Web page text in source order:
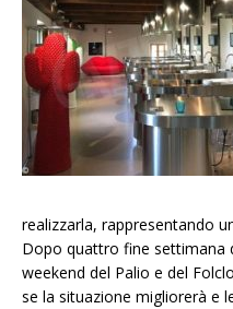
realizzarla, rappresentando
Dopo quattro fine settimana
weekend del Palio e del
se la situazione migliorerà e